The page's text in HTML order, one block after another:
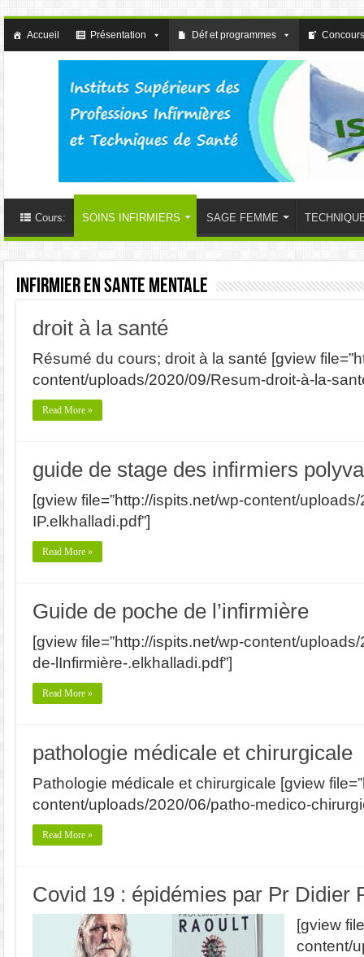
Accueil Présentation Déf et programmes
Cours: SOINS INFIRMIERS SAGE FEMME
INFIRMIER EN SANTE MENTALE
droit à la santé
Résumé du cours; droit à la santé [gview
content/uploads/2020/09/Resum-droit-à-la-
Read More »
guide de stage des infirmiers
[gview file=”http://ispits.net/wp-content/
IP.elkhalladi.pdf”]
Read More »
Guide de poche de l’infirmière
[gview file=”http://ispits.net/wp-content/
de-lInfirmière-.elkhalladi.pdf”]
Read More »
pathologie médicale et chirurgicale
Pathologie médicale et chirurgicale [gview
content/uploads/2020/06/patho-medico-
Read More »
Covid 19 : épidémies par Pr Didier
[gview
content/